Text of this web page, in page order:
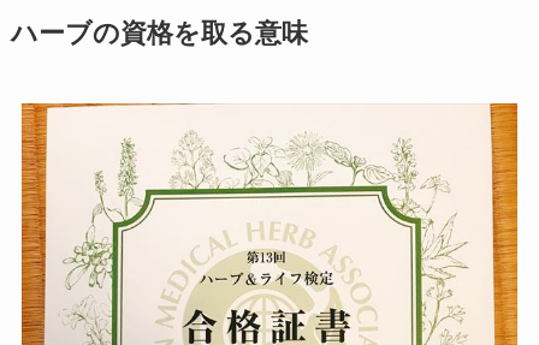
ハーブの資格を取る意味